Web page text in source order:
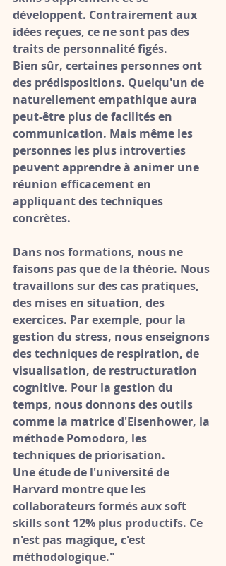
développent. Contrairement aux
idées reçues, ce ne sont pas des
traits de personnalité figés.
Bien sûr, certaines personnes ont
des prédispositions. Quelqu'un de
naturellement empathique aura
peut-être plus de facilités en
communication. Mais même les
personnes les plus introverties
peuvent apprendre à animer une
réunion efficacement en
appliquant des techniques
concrètes.
Dans nos formations, nous ne
faisons pas que de la théorie. Nous
travaillons sur des cas pratiques,
des mises en situation, des
exercices. Par exemple, pour la
gestion du stress, nous enseignons
des techniques de respiration, de
visualisation, de restructuration
cognitive. Pour la gestion du
temps, nous donnons des outils
comme la matrice d'Eisenhower, la
méthode Pomodoro, les
techniques de priorisation.
Une étude de l'université de
Harvard montre que les
collaborateurs formés aux soft
skills sont 12% plus productifs. Ce
n'est pas magique, c'est
méthodologique."